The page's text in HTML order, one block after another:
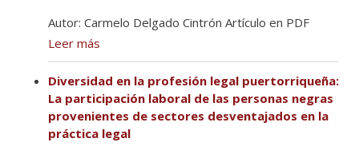
Autor: Carmelo Delgado Cintrón Artículo en PDF
Leer más
Diversidad en la profesión legal puertorriqueña:
La participación laboral de las personas negras
provenientes de sectores desventajados en la
práctica legal